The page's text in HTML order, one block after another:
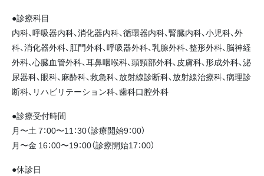
●診療科目
内科、呼吸器内科、消化器内科、循環器内科、腎臓内科、小児科、外
科、消化器外科、肛門外科、呼吸器外科、乳腺外科、整形外科、脳神経
外科、心臓血管外科、耳鼻咽喉科、頭頸部外科、皮膚科、形成外科、泌
尿器科、眼科、麻酔科、救急科、放射線診断科、放射線治療科、病理診
断科、リハビリテーション科、歯科口腔外科
●診療受付時間
月〜土 7：00〜11：30（診療開始9：00）
月〜金 16：00〜19：00（診療開始17：00）
●休診日